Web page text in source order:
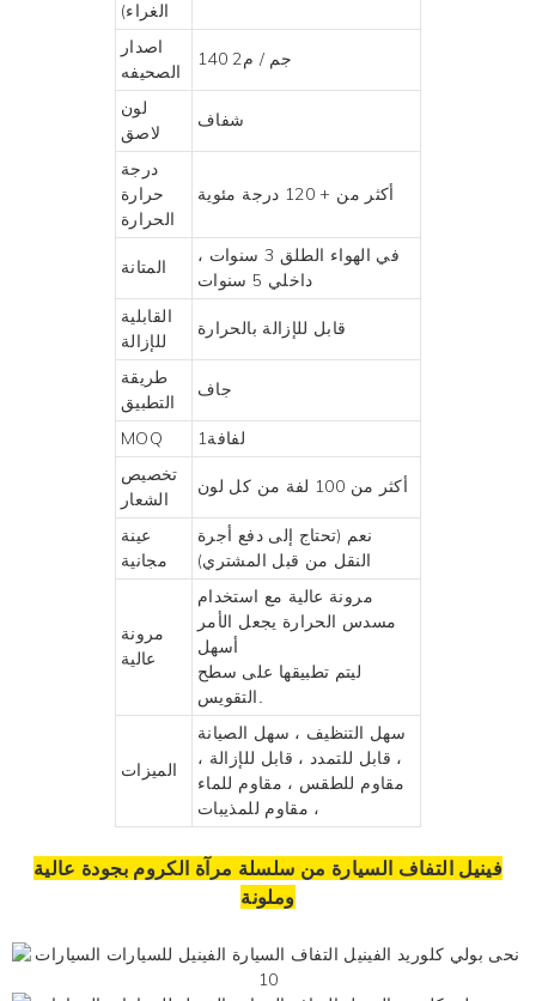
الغراء)
اصدار
الصحيفه
140 جم / م2
لون
لاصق
شفاف
درجة
حرارة
الحرارة
أكثر من + 120 درجة مئوية
المتانة
في الهواء الطلق 3 سنوات ،
داخلي 5 سنوات
القابلية
للإزالة
قابل للإزالة بالحرارة
طريقة
التطبيق
جاف
MOQ
لفافة1
تخصيص
الشعار
أكثر من 100 لفة من كل لون
عينة
مجانية
نعم (تحتاج إلى دفع أجرة
النقل من قبل المشتري)
مرونة
عالية
مرونة عالية مع استخدام
مسدس الحرارة يجعل الأمر
أسهل
ليتم تطبيقها على سطح
الميزات
سهل التنظيف ، سهل الصيانة
، قابل للتمدد ، قابل للإزالة ،
مقاوم للطقس ، مقاوم للماء
، مقاوم للمذيبات
فينيل التفاف السيارة من سلسلة مرآة الكروم بجودة عالية
وملونة